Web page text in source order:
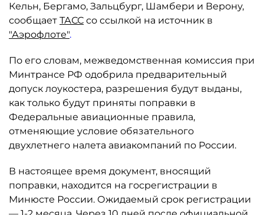
Кельн, Бергамо, Зальцбург, Шамбери и Верону,
сообщает ТАСС со ссылкой на источник в
"Аэрофлоте".
По его словам, межведомственная комиссия при
Минтрансе РФ одобрила предварительный
допуск лоукостера, разрешения будут выданы,
как только будут приняты поправки в
Федеральные авиационные правила,
отменяющие условие обязательного
двухлетнего налета авиакомпаний по России.
В настоящее время документ, вносящий
поправки, находится на госрегистрации в
Минюсте России. Ожидаемый срок регистрации